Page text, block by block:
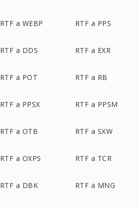
RTF a WEBP RTF a PPS
RTF a DDS RTF a EXR
RTF a POT RTF a RB
RTF a PPSX RTF a PPSM
RTF a OTB RTF a SXW
RTF a OXPS RTF a TCR
RTF a DBK RTF a MNG